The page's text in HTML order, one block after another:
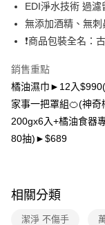
大哥付你分期
相關說明
1.本服務由台灣大哥大
2.付款方式選擇「大哥
流程，驗證手機門號後
成交易。
3.實際核准額度、可分
4.訂單成立30分鐘內，
消。如遇「轉專審核」
醒簡訊。
2.透過簡訊連結打開帳
帳／街口支付／iPASS
AFTEE先享後付
相關說明
【關於「AFTEE先享後
AFTEE先享後付是「在
便利好安心！
１．簡單：不需註冊會
２．便利：只要手機號
１．於結帳方式選擇「
２．訂單成立數日內
ATM付款
宅配（黑貓）信用卡
EDI淨水技術 過
無添加酒精、無
❗商品包裝全名：
銷售重點
橘油濕巾►12入
家事一把罩組🍊(神
200gx6入+橘油食器
80抽)►$689
相關分類
潔淨 不傷手